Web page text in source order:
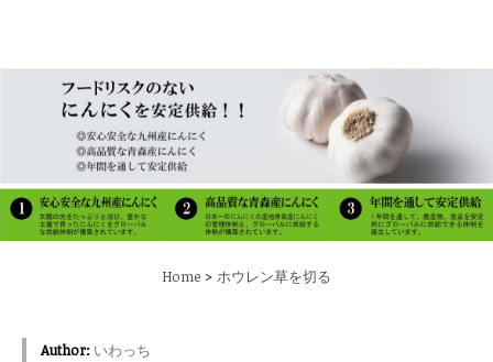
Home > ホウレン草を切る
Author: いわっち